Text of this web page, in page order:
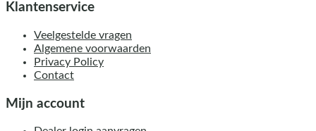
Klantenservice
Veelgestelde vragen
Algemene voorwaarden
Privacy Policy
Contact
Mijn account